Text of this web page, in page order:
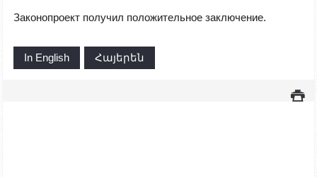
Законопроект получил положительное заключение.
In English Հայերեն